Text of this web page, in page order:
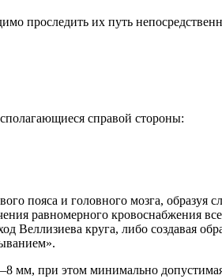
проследить их путь
справой стороны:
пояса и головного мозга,
равномерного кровоснабжения
круга, либо создавая
мм, при этом минимально